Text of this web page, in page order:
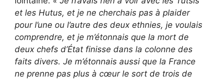
et les Hutus, et je ne cherchais pas à plaider
pour l’une ou l’autre des deux ethnies, je voulais
comprendre, et je m’étonnais que la mort de
deux chefs d’État finisse dans la colonne des
faits divers. Je m’étonnais aussi que la France
ne prenne pas plus à cœur le sort de trois de